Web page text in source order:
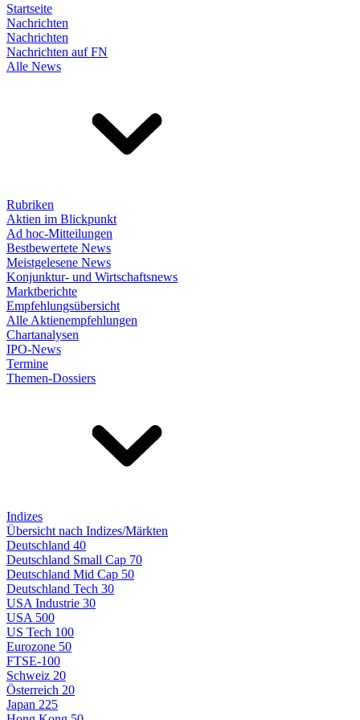
Startseite
Nachrichten
Nachrichten
Nachrichten auf FN
Alle News
Rubriken
Aktien im Blickpunkt
Ad hoc-Mitteilungen
Bestbewertete News
Meistgelesene News
Konjunktur- und Wirtschaftsnews
Marktberichte
Empfehlungsübersicht
Alle Aktienempfehlungen
Chartanalysen
IPO-News
Termine
Themen-Dossiers
Indizes
Übersicht nach Indizes/Märkten
Deutschland 40
Deutschland Small Cap 70
Deutschland Mid Cap 50
Deutschland Tech 30
USA Industrie 30
USA 500
US Tech 100
Eurozone 50
FTSE-100
Schweiz 20
Österreich 20
Japan 225